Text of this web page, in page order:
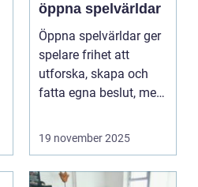
öppna spelvärldar
Öppna spelvärldar ger
spelare frihet att
utforska, skapa och
fatta egna beslut, men
19 november 2025